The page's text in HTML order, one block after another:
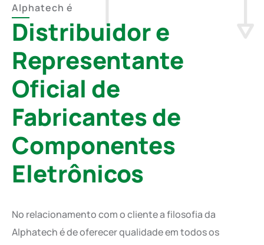
Alphatech é
Distribuidor e
Representante
Oficial de
Fabricantes de
Componentes
Eletrônicos
No relacionamento com o cliente a filosofia da
Alphatech é de oferecer qualidade em todos os